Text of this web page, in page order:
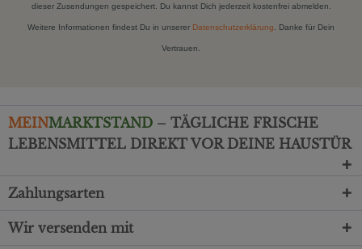
dieser Zusendungen gespeichert. Du kannst Dich jederzeit kostenfrei abmelden.
Weitere Informationen findest Du in unserer Datenschutzerklärung . Danke für Dein
Vertrauen.
MEINMARKTSTAND – TÄGLICHE FRISCHE
LEBENSMITTEL DIREKT VOR DEINE HAUSTÜR
Zahlungsarten
Wir versenden mit